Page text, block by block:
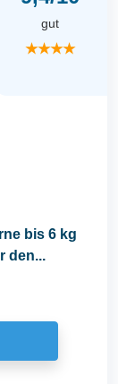
gut
★★★★
bis 6 kg
den...